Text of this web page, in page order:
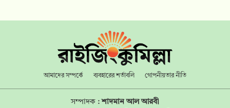
আমাদের সম্পর্কে ব্যবহারের শর্তাবলি গোপনীয়তার নীতি
সম্পাদক :শাদমান আল আরবী